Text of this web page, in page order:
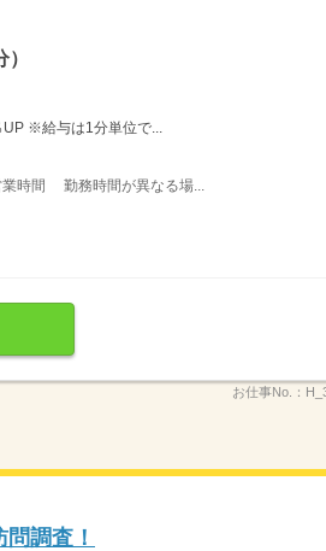
UP ※給与は1分単位で...
業時間 勤務時間が異なる場...
お仕事No.：
調査！